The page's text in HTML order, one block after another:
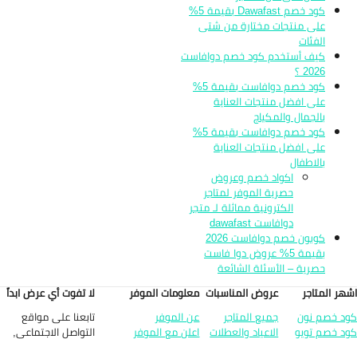
كود خصم Dawafast بقيمة 5%
على منتجات مختارة من شتى
الفئات
كيف أستخدم كود خصم دوافاست
2026 ؟
كود خصم دوافاست بقيمة 5%
على افضل منتجات العناية
بالجمال والمكياج
كود خصم دوافاست بقيمة 5%
على افضل منتجات العناية
بالاطفال
اكواد خصم وعروض
حصرية الموفر لمتاجر
الكترونية مماثلة لـ متجر
دوافاست dawafast
كوبون خصم دوافاست 2026
بقيمة 5% عروض دوا فاست
حصرية – الأسئلة الشائعة
المتاجر
خصم نون
خصم تويو
عروض المناسبات
جميع المتاجر
الاعياد والعطلات
معلومات الموفر
عن الموفر
اعلن مع الموفر
لا تفوت أي عرض ابداً
تابعنا على مواقع
التواصل الاجتماعي,